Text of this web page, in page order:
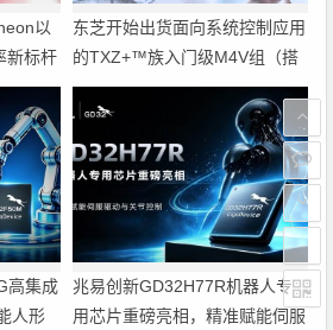
以
新标杆
东芝开始出货面向系统控制应用
的TXZ+™族入门级M4V组（搭
载Arm Cortex‑M4内核的标准微
控制器）工程样品
高集成
人形
兆易创新GD32H77R机器人专
用芯片重磅亮相，精准赋能伺服